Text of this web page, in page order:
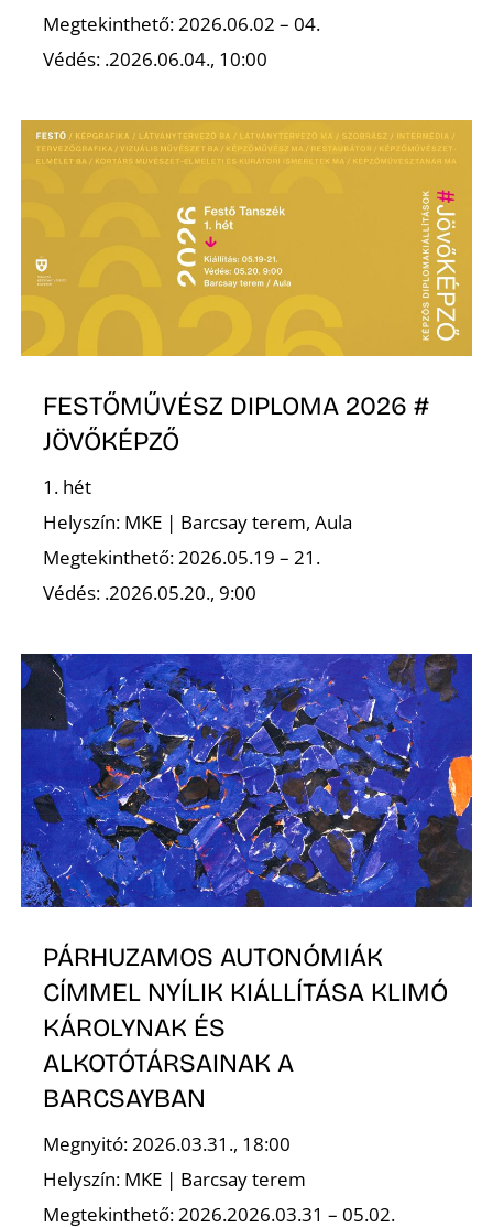
Megtekinthető: 2026.06.02 – 04.
Védés: .2026.06.04., 10:00
FESTŐMŰVÉSZ DIPLOMA 2026 #
JÖVŐKÉPZŐ
1. hét
Helyszín: MKE | Barcsay terem, Aula
Megtekinthető: 2026.05.19 – 21.
Védés: .2026.05.20., 9:00
PÁRHUZAMOS AUTONÓMIÁK
CÍMMEL NYÍLIK KIÁLLÍTÁSA KLIMÓ
KÁROLYNAK ÉS
ALKOTÓTÁRSAINAK A
BARCSAYBAN
Megnyitó: 2026.03.31., 18:00
Helyszín: MKE | Barcsay terem
Megtekinthető: 2026.2026.03.31 – 05.02.